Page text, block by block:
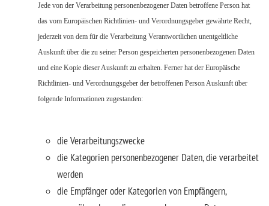
Jede von der Verarbeitung personenbezogener Daten betroffene Person hat
das vom Europäischen Richtlinien- und Verordnungsgeber gewährte Recht,
jederzeit von dem für die Verarbeitung Verantwortlichen unentgeltliche
Auskunft über die zu seiner Person gespeicherten personenbezogenen Daten
und eine Kopie dieser Auskunft zu erhalten. Ferner hat der Europäische
Richtlinien- und Verordnungsgeber der betroffenen Person Auskunft über
folgende Informationen zugestanden:
die Verarbeitungszwecke
die Kategorien personenbezogener Daten, die verarbeitet
werden
die Empfänger oder Kategorien von Empfängern,